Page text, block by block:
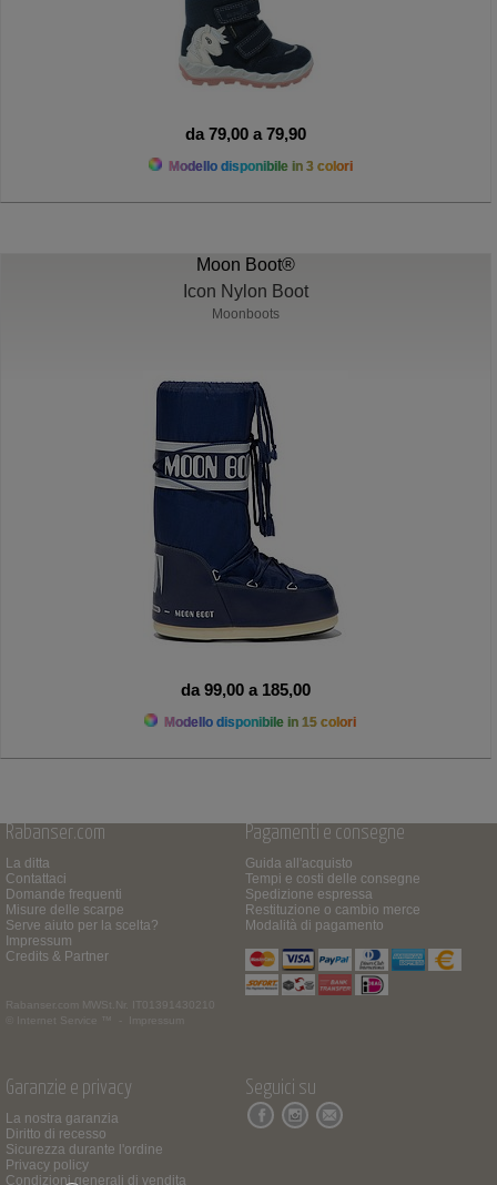
da 79,00 a 79,90
Modello disponibile in 3 colori
Moon Boot®
Icon Nylon Boot
Moonboots
da 99,00 a 185,00
Modello disponibile in 15 colori
Rabanser.com
La ditta
Contattaci
Domande frequenti
Misure delle scarpe
Serve aiuto per la scelta?
Impressum
Credits & Partner
Rabanser.com
MWSt.Nr. IT01391430210
© Internet Service ™ -
Impressum
Pagamenti e consegne
Guida all'acquisto
Tempi e costi delle consegne
Spedizione espressa
Restituzione o cambio merce
Modalità di pagamento
Garanzie e privacy
La nostra garanzia
Diritto di recesso
Sicurezza durante l'ordine
Privacy policy
Condizioni generali di vendita
Seguici su